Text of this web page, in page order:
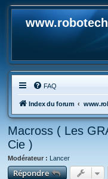
FAQ
Index du forum
Macross ( Les
Cie )
Modérateur : Lancer
Répondre